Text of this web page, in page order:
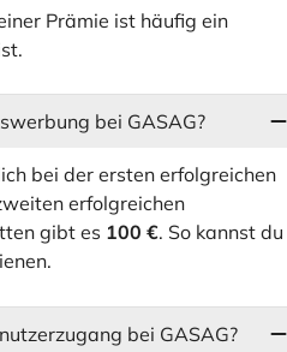
Prämie ist häufig ein
bei GASAG?
bei der ersten erfolgreichen
erfolgreichen
gibt es 100 €. So kannst du
bei GASAG?